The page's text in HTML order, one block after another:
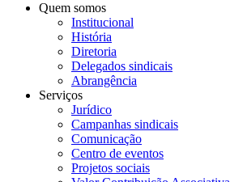
Quem somos
Institucional
História
Diretoria
Delegados sindicais
Abrangência
Serviços
Jurídico
Campanhas sindicais
Comunicação
Centro de eventos
Projetos sociais